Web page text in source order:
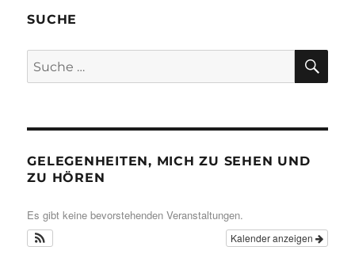
SUCHE
Suche
nach:
GELEGENHEITEN, MICH ZU SEHEN UND
ZU HÖREN
Es gibt keine bevorstehenden Veranstaltungen.
Kalender anzeigen